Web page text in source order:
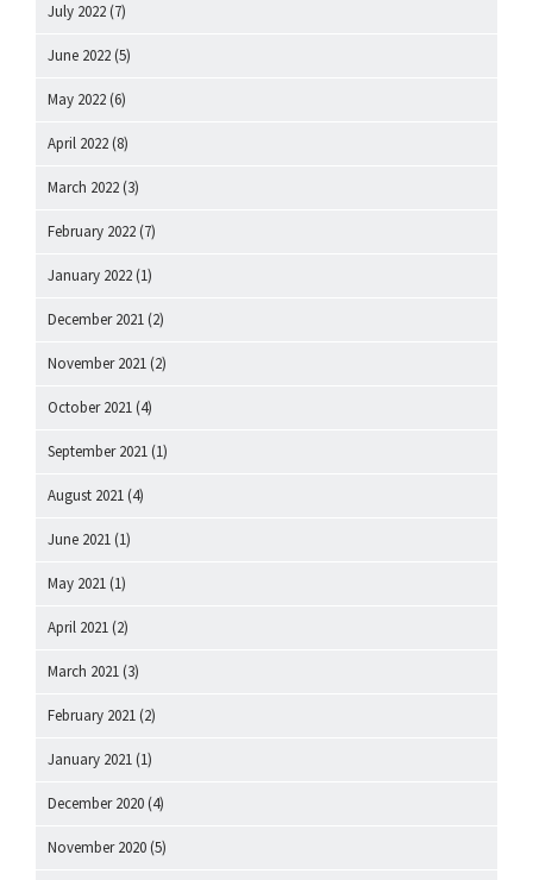
July 2022 (7)
June 2022 (5)
May 2022 (6)
April 2022 (8)
March 2022 (3)
February 2022 (7)
January 2022 (1)
December 2021 (2)
November 2021 (2)
October 2021 (4)
September 2021 (1)
August 2021 (4)
June 2021 (1)
May 2021 (1)
April 2021 (2)
March 2021 (3)
February 2021 (2)
January 2021 (1)
December 2020 (4)
November 2020 (5)